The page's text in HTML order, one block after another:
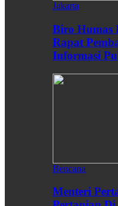
Jakarta
Biro Humas
Rapat
Informasi
Bencana
Menteri